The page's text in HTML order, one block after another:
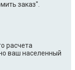
заказ".
расчета
ваш населенный